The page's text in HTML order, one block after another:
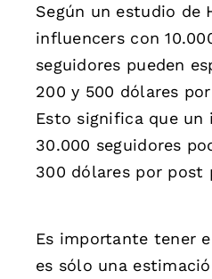
Según un estudio de
influencers con
seguidores pueden
200 y 500 dólares
Esto significa que un
30.000 seguidores
300 dólares por post
Es importante tener
es sólo una